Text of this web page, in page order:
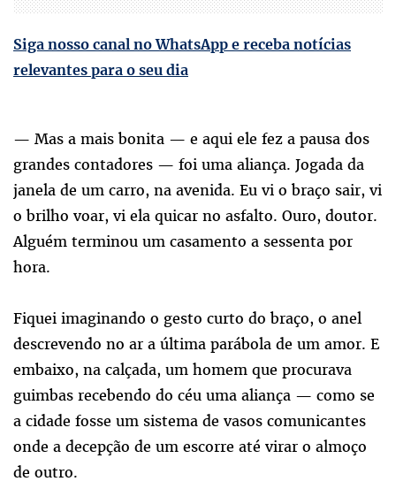
Siga nosso canal no WhatsApp e receba notícias
relevantes para o seu dia
— Mas a mais bonita — e aqui ele fez a pausa dos
grandes contadores — foi uma aliança. Jogada da
janela de um carro, na avenida. Eu vi o braço sair, vi
o brilho voar, vi ela quicar no asfalto. Ouro, doutor.
Alguém terminou um casamento a sessenta por
hora.
Fiquei imaginando o gesto curto do braço, o anel
descrevendo no ar a última parábola de um amor. E
embaixo, na calçada, um homem que procurava
guimbas recebendo do céu uma aliança — como se
a cidade fosse um sistema de vasos comunicantes
onde a decepção de um escorre até virar o almoço
de outro.